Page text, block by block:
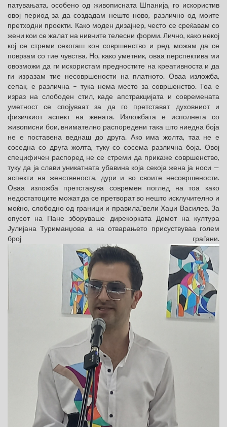
патувањата, особено од живописната Шпанија, го искористив
овој период за да создадам нешто ново, различно од моите
претходни проекти. Како моден дизајнер, често се среќавам со
жени кои се жалат на нивните телесни форми. Лично, како некој
кој се стреми секогаш кон совршенство и ред, можам да се
поврзам со тие чувства. Но, како уметник, оваа перспектива ми
овозможи да ги искористам предностите на креативноста и да
ги изразам тие несовршености на платното. Оваа изложба,
сепак, е различна – тука нема место за совршенство. Тоа е
израз на слободен стил, каде апстракцијата и современата
уметност се спојуваат за да го претстават духовниот и
физичкиот аспект на жената. Изложбата е исполнета со
живописни бои, внимателно распоредени така што ниедна боја
не е поставена веднаш до друга. Ако има жолта, таа не е
соседна со друга жолта, туку со сосема различна боја. Овој
специфичен распоред не се стреми да прикаже совршенство,
туку да ја слави уникатната убавина која секоја жена ја носи —
аспекти на женственоста, дури и во своите несовршености.
Оваа изложба претставува современ поглед на тоа како
недостатоците можат да се претворат во нешто исклучително и
моќно, слободно од граници и правила."вели Хаџи Василев. За
опусот на Пане зборуваше дирекорката Домот на култура
Јулијана Туриманџова а на отварањето присуствуваа голем
број граѓани.